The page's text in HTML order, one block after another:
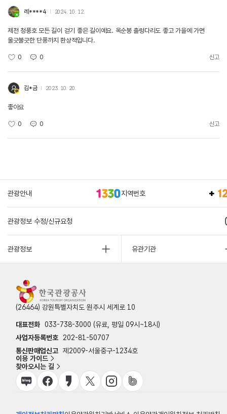
레****4 2024. 10. 12.
제천 청풍호 모든 길이 걷기 좋은 길이예요. 옥순봉 출렁다리도 좋고 가을에 가면
울긋불긋한 단풍까지 환상적입니다.
0 0 신고
김*금 2023. 10. 20.
좋아요
0 0 신고
관광안내 지역번호
관광정보 수정/신규요청
관광정보 유관기관
(26464) 강원특별자치도 원주시 세계로 10
대표전화 033-738-3000 (유료, 평일 09시~18시)
사업자등록번호
202-81-50707
통신판매업신고 제2009-서울중구-1234호
이용 가이드
찾아오시는 길